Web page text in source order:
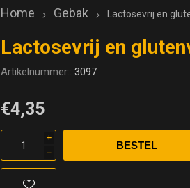
Home Gebak Lactosevrij en
Lactosevrij en
Artikelnummer:: 3097
€4,35
i
h